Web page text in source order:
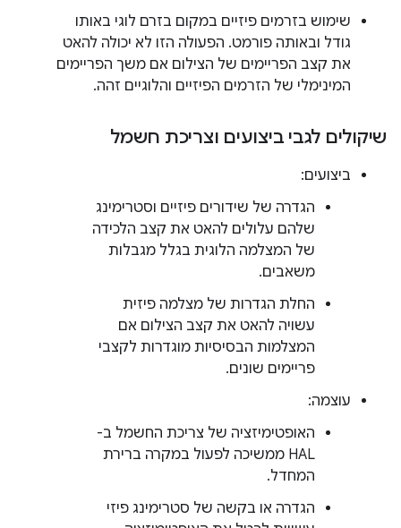
שימוש בזרמים פיזיים במקום בזרם לוגי באותו
גודל ובאותה פורמט. הפעולה הזו לא יכולה להאט
את קצב הפריימים של הצילום אם משך הפריימים
המינימלי של הזרמים הפיזיים והלוגיים זהה.
שיקולים לגבי ביצועים וצריכת חשמל
ביצועים:
הגדרה של שידורים פיזיים וסטרימינג
שלהם עלולים להאט את קצב הלכידה
של המצלמה הלוגית בגלל מגבלות
משאבים.
החלת הגדרות של מצלמה פיזית
עשויה להאט את קצב הצילום אם
המצלמות הבסיסיות מוגדרות לקצבי
פריימים שונים.
עוצמה:
האופטימיזציה של צריכת החשמל ב-
HAL ממשיכה לפעול במקרה ברירת
המחדל.
הגדרה או בקשה של סטרימינג פיזי